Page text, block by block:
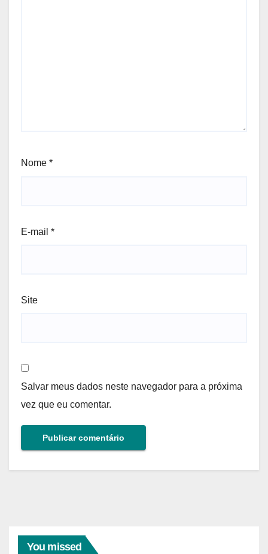
Nome *
E-mail *
Site
Salvar meus dados neste navegador para a próxima
vez que eu comentar.
You missed